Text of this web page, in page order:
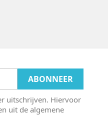
uitschrijven. Hiervoor
uit de algemene